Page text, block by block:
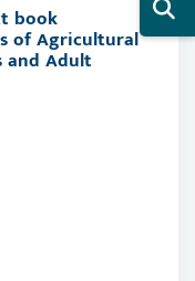
book
of Agricultural
and Adult